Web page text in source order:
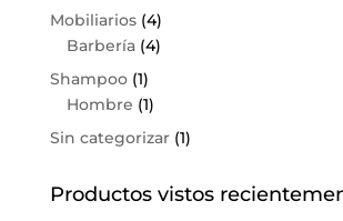
Mobiliarios (4)
Barbería (4)
Shampoo (1)
Hombre (1)
Sin categorizar (1)
Productos vistos